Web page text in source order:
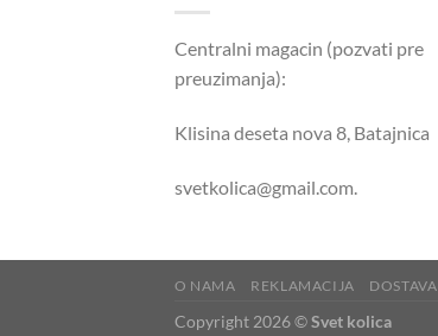
Centralni magacin (pozvati pre
preuzimanja):
Klisina deseta nova 8, Batajnica
svetkolica@gmail.com.
O NAMA REKLAMACIJA DOSTAVA
Copyright 2026 ©Svet kolica